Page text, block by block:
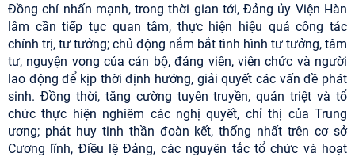
Đồng chí nhấn mạnh, trong thời gian tới, Đảng ủy Viện Hàn
lâm cần tiếp tục quan tâm, thực hiện hiệu quả công tác
chính trị, tư tưởng; chủ động nắm bắt tình hình tư tưởng, tâm
tư, nguyện vọng của cán bộ, đảng viên, viên chức và người
lao động để kịp thời định hướng, giải quyết các vấn đề phát
sinh. Đồng thời, tăng cường tuyên truyền, quán triệt và tổ
chức thực hiện nghiêm các nghị quyết, chỉ thị của Trung
ương; phát huy tinh thần đoàn kết, thống nhất trên cơ sở
Cương lĩnh, Điều lệ Đảng, các nguyên tắc tổ chức và hoạt